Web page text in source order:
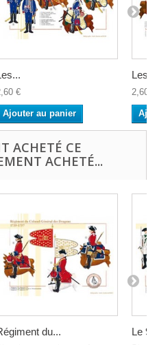
€
Ajouter au panier
Les...
2,60 €
ACHETÉ CE
ACHETÉ...
du... Le